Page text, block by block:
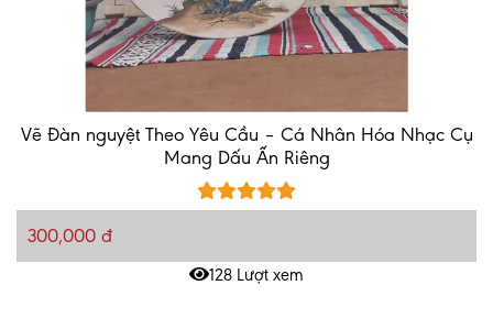
Vẽ Đàn nguyệt Theo Yêu Cầu – Cá Nhân Hóa Nhạc Cụ
Mang Dấu Ấn Riêng
300,000 đ
128 Lượt xem